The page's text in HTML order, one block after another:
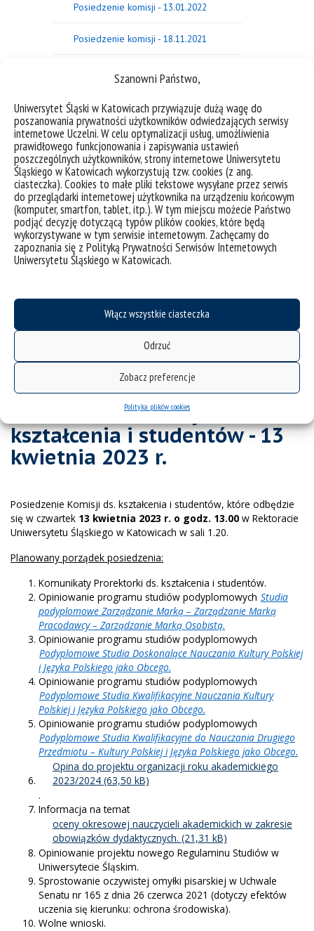
Szanowni Państwo,
Uniwersytet Śląski w Katowicach przywiązuje dużą wagę do
poszanowania prywatności użytkowników odwiedzających serwisy
internetowe Uczelni. W celu optymalizacji usług, umożliwienia
prawidłowego funkcjonowania i zapisywania ustawień
poszczególnych użytkowników, strony internetowe Uniwersytetu
Śląskiego w Katowicach wykorzystują tzw. cookies (z ang.
ciasteczka). Cookies to małe pliki tekstowe wysyłane przez serwis
do przeglądarki internetowej użytkownika na urządzeniu końcowym
(komputer, smartfon, tablet, itp.). W tym miejscu możecie Państwo
podjąć decyzję dotyczącą typów plików cookies, które będą
wykorzystywane w tym serwisie internetowym. Zachęcamy do
zapoznania się z Polityką Prywatności Serwisów Internetowych
Uniwersytetu Śląskiego w Katowicach.
Włącz wszystkie ciasteczka
Odrzuć
Zobacz preferencje
Polityka plików cookies
Posiedzenie Komisji ds.
kształcenia i studentów - 13
kwietnia 2023 r.
Posiedzenie Komisji ds. kształcenia i studentów, które odbędzie
się w czwartek 13 kwietnia 2023 r. o godz. 13.00 w Rektoracie
Uniwersytetu Śląskiego w Katowicach w sali 1.20.
Planowany porządek posiedzenia:
Komunikaty Prorektorki ds. kształcenia i studentów.
Opiniowanie programu studiów podyplomowych Studia
podyplomowe Zarządzanie Marką – Zarządzanie Marką
Pracodawcy – Zarządzanie Marką Osobistą.
Opiniowanie programu studiów podyplomowych
Podyplomowe Studia Doskonalące Nauczania Kultury Polskiej
i Języka Polskiego jako Obcego.
Opiniowanie programu studiów podyplomowych
Podyplomowe Studia Kwalifikacyjne Nauczania Kultury
Polskiej i Języka Polskiego jako Obcego.
Opiniowanie programu studiów podyplomowych
Podyplomowe Studia Kwalifikacyjne do Nauczania Drugiego
Przedmiotu – Kultury Polskiej i Języka Polskiego jako Obcego.
Opina do projektu organizacji roku akademickiego
2023/2024
.
Informacja na temat
oceny okresowej nauczycieli akademickich w zakresie
obowiązków dydaktycznych.
Opiniowanie projektu nowego Regulaminu Studiów w
Uniwersytecie Śląskim.
Sprostowanie oczywistej omyłki pisarskiej w Uchwale
Senatu nr 165 z dnia 26 czerwca 2021 (dotyczy efektów
uczenia się kierunku: ochrona środowiska).
Wolne wnioski.
Posiedzenie komisji - 13.01.2022
Posiedzenie komisji - 18.11.2021
Posiedzenie komisji - 06.09.2021
Posiedzenie komisji - 21.06.2021
Posiedzenie komisji - 17.05.2021
Posiedzenie komisji - 18.01.2021
Posiedzenie komisji - 19.04.2021
Posiedzenie komisji - 23.11.2020
Posiedzenie komisji - 30.11.2020